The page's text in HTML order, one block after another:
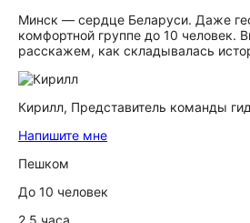
Минск — сердце Беларуси. Даже
комфортной группе до 10
расскажем, как складывалась
Кирилл, Представитель команды
Напишите мне
Пешком
До 10 человек
2,5 часа